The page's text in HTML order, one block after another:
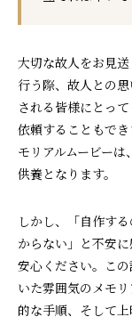
大切な故人をお見
行う際、故人との
される皆様にとっ
依頼することもで
モリアルムービー
供養となります。
しかし、「自作す
からない」と不安
安心ください。こ
いた雰囲気のメモ
的な手順、そして